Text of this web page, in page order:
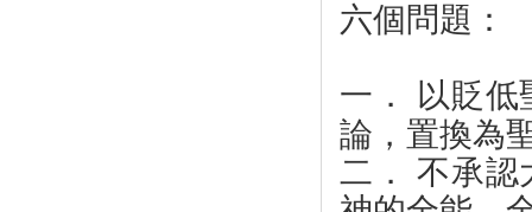
六個問題：
一．
以貶低
論，置換為
二．
不承認